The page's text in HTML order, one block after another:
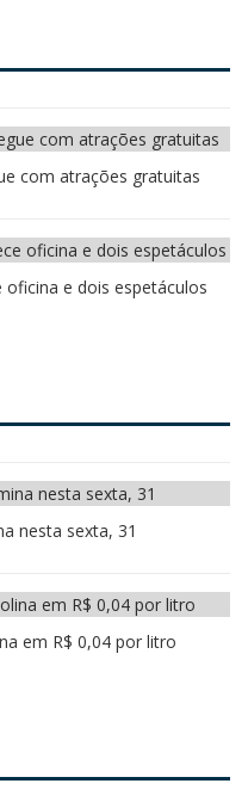
com atrações gratuitas
e dois espetáculos
nesta sexta, 31
em R$ 0,04 por litro